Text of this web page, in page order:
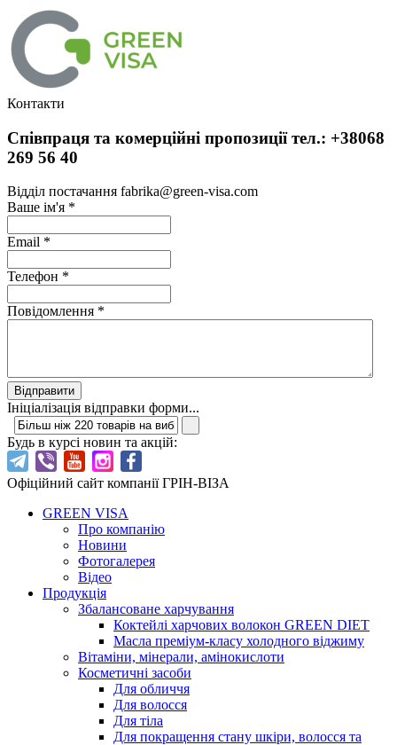
Контакти
Співпраця та комерційні пропозиції тел.: +38068
269 56 40
Відділ постачання fabrika@green-visa.com
Ваше ім'я *
Email *
Телефон *
Повідомлення *
Відправити
Ініціалізація відправки форми...
Будь в курсі новин та акцій:
Офіційний сайт компанії ГРІН-ВІЗА
GREEN VISA
Про компанію
Новини
Фотогалерея
Відео
Продукція
Збалансоване харчування
Коктейлі харчових волокон GREEN DIET
Масла преміум-класу холодного віджиму
Вітаміни, мінерали, амінокислоти
Косметичні засоби
Для обличчя
Для волосся
Для тіла
Для покращення стану шкіри, волосся та